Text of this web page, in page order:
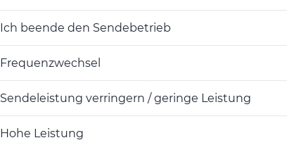
Ich beende den Sendebetrieb
Frequenzwechsel
Sendeleistung verringern / geringe Leistung
Hohe Leistung